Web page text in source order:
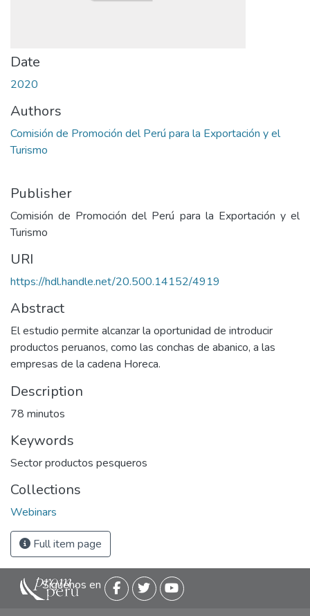
Date
2020
Authors
Comisión de Promoción del Perú para la Exportación y el
Turismo
Publisher
Comisión de Promoción del Perú para la Exportación y el
Turismo
URI
https://hdl.handle.net/20.500.14152/4919
Abstract
El estudio permite alcanzar la oportunidad de introducir
productos peruanos, como las conchas de abanico, a las
empresas de la cadena Horeca.
Description
78 minutos
Keywords
Sector productos pesqueros
Collections
Webinars
Full item page
Siguenos en